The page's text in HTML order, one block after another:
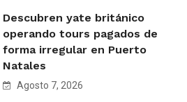
Descubren yate británico
operando tours pagados de
forma irregular en Puerto
Natales
Agosto 7, 2026